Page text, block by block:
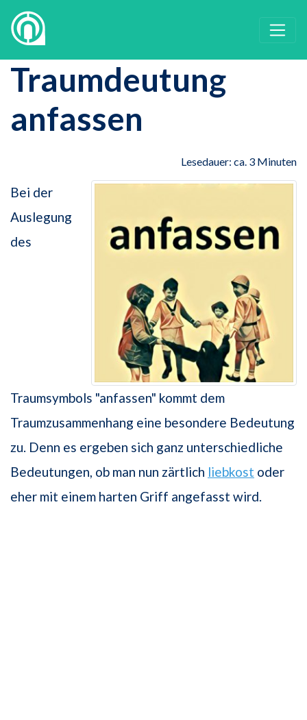
Traumdeutung
anfassen
Lesedauer: ca. 3 Minuten
Bei der
Auslegung
des
Traumsymbols "anfassen" kommt dem
Traumzusammenhang eine besondere Bedeutung
zu. Denn es ergeben sich ganz unterschiedliche
Bedeutungen, ob man nun zärtlich liebkost oder
eher mit einem harten Griff angefasst wird.